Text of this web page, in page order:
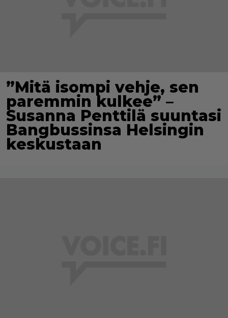
”Mitä isompi vehje, sen
paremmin kulkee” –
Susanna Penttilä suuntasi
Bangbussinsa Helsingin
keskustaan